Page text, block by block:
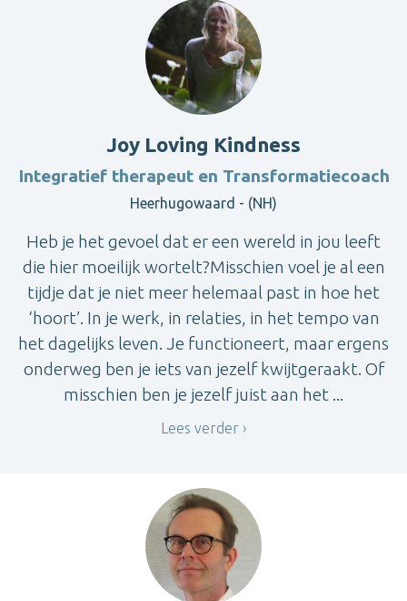
Joy Loving Kindness
Integratief therapeut en Transformatiecoach
Heerhugowaard - (NH)
Heb je het gevoel dat er een wereld in jou leeft
die hier moeilijk wortelt?Misschien voel je al een
tijdje dat je niet meer helemaal past in hoe het
‘hoort’. In je werk, in relaties, in het tempo van
het dagelijks leven. Je functioneert, maar ergens
onderweg ben je iets van jezelf kwijtgeraakt. Of
misschien ben je jezelf juist aan het ...
Lees verder